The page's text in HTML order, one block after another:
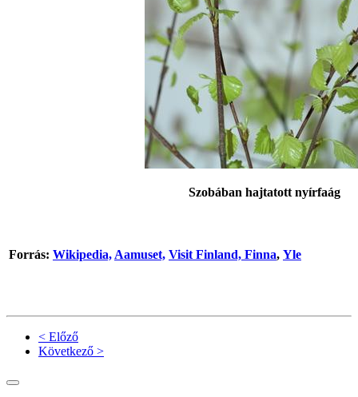
Szobában hajtatott nyírfaág
Forrás: Wikipedia,Aamuset, Visit Finland, Finna, Yle
< Előző
Következő >